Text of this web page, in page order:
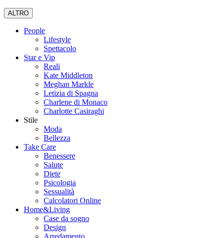
ALTRO
People
Lifestyle
Spettacolo
Star e Vip
Reali
Kate Middleton
Meghan Markle
Letizia di Spagna
Charlene di Monaco
Charlotte Casiraghi
Stile
Moda
Bellezza
Take Care
Benessere
Salute
Diete
Psicologia
Sessualità
Calcolatori Online
Home&Living
Case da sogno
Design
Arredamento